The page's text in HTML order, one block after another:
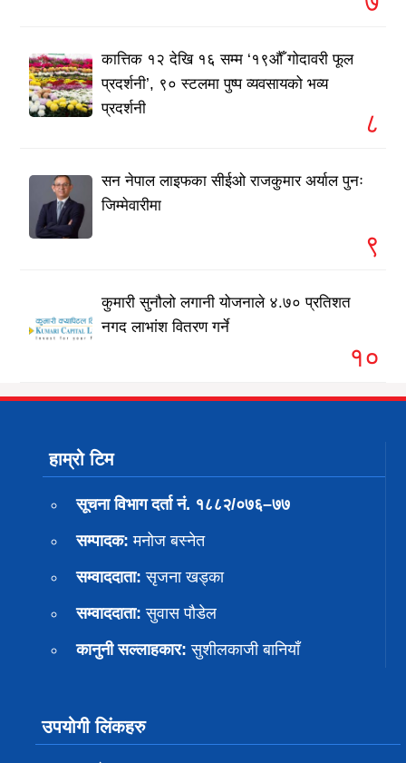
कात्तिक १२ देखि १६ सम्म ‘१९औँ गोदावरी फूल
प्रदर्शनी’, ९० स्टलमा पुष्प व्यवसायको भव्य
प्रदर्शनी
८
सन नेपाल लाइफका सीईओ राजकुमार अर्याल पुनः
जिम्मेवारीमा
९
कुमारी सुनौलो लगानी योजनाले ४.७० प्रतिशत
नगद लाभांश वितरण गर्ने
१०
हाम्रो टिम
सूचना विभाग दर्ता नं. १८८२/०७६–७७
सम्पादक: मनोज बस्नेत
सम्वाददाता: सृजना खड्का
सम्वाददाता: सुवास पाैडेल
कानुनी सल्लाहकार: सुशीलकाजी बानियाँ
उपयोगी लिंकहरु